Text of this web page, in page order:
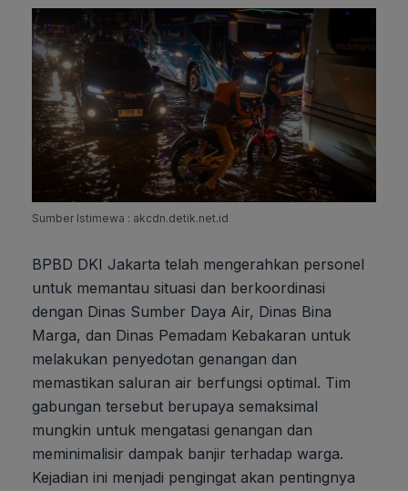
Sumber Istimewa : akcdn.detik.net.id
BPBD DKI Jakarta telah mengerahkan personel
untuk memantau situasi dan berkoordinasi
dengan Dinas Sumber Daya Air, Dinas Bina
Marga, dan Dinas Pemadam Kebakaran untuk
melakukan penyedotan genangan dan
memastikan saluran air berfungsi optimal. Tim
gabungan tersebut berupaya semaksimal
mungkin untuk mengatasi genangan dan
meminimalisir dampak banjir terhadap warga.
Kejadian ini menjadi pengingat akan pentingnya